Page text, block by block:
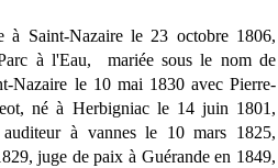
à Saint-Nazaire le 23 octobre 1806,
à l'Eau, mariée sous le nom de
Nazaire le 10 mai 1830 avec Pierre-
né à Herbigniac le 14 juin 1801,
à vannes le 10 mars 1825,
juge de paix à Guérande en 1849,